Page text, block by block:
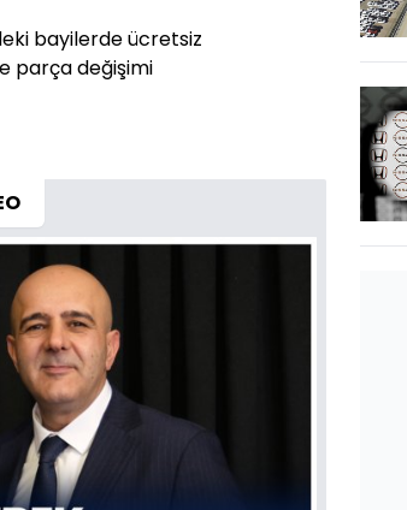
bayilerde ücretsiz
parça değişimi